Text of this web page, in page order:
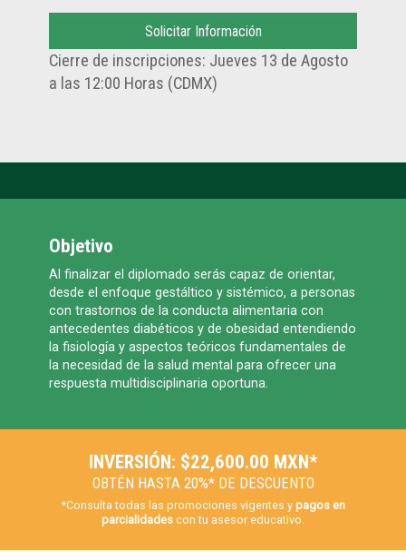
Cierre de inscripciones: Jueves 13 de Agosto
a las 12:00 Horas (CDMX)
Objetivo
Al finalizar el diplomado serás capaz de orientar,
desde el enfoque gestáltico y sistémico, a personas
con trastornos de la conducta alimentaria con
antecedentes diabéticos y de obesidad entendiendo
la fisiología y aspectos teóricos fundamentales de
la necesidad de la salud mental para ofrecer una
respuesta multidisciplinaria oportuna.
INVERSIÓN: $22,600.00 MXN*
OBTÉN HASTA 20%* DE DESCUENTO
*Consulta todas las promociones vigentes y pagos en
parcialidades con tu asesor educativo.